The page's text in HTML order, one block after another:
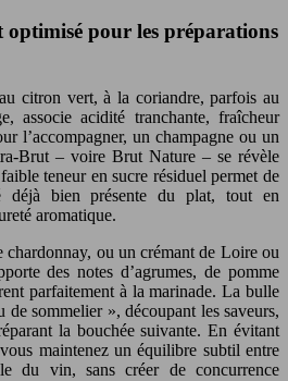
pour les préparations
citron vert, à la coriandre, parfois au
associe acidité tranchante, fraîcheur
l’accompagner, un champagne ou un
Brut – voire Brut Nature – se révèle
teneur en sucre résiduel permet de
déjà bien présente du plat, tout en
aromatique.
chardonnay, ou un crémant de Loire ou
des notes d’agrumes, de pomme
parfaitement à la marinade. La bulle
sommelier », découpant les saveurs,
la bouchée suivante. En évitant
maintenez un équilibre subtil entre
du vin, sans créer de concurrence